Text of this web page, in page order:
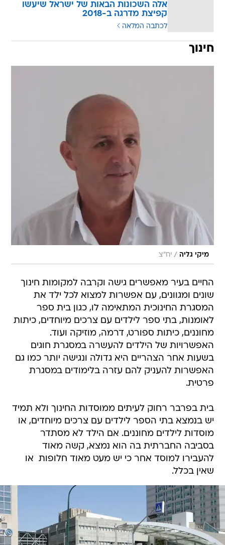
אלה השכונות הבאות של ישראל שיעשו
קפיצת מדרגה ב-2018
לכתבה המלאה
חינוך
מיקי גליה / יח"צ
החיים בעיר מאפשרים גישה וקרבה למקומות חינוך
שונים ומגוונים, עם אפשרות למצוא לכל ילד את
המסגרת החינוכית המתאימה לו, כגון בית ספר
לאומנות, בתי ספר לילדים עם צרכים מיוחדים, כיתות
מחוננים, כיתות ספורט, דרמה, מוזיקה ועוד.
האפשרויות של הילדים להעשרה במסגרת חוגים
בשעות אחר הצהריים היא גדולה ונגישה יותר כמו גם
האפשרות להעניק להם עזרה בלימודים במסגרת
פרטית.
בית בפרבר רחוק לעיתים ממוסדות החינוך ולא תמיד
יש בנמצא בתי הספר לילדים עם צרכים מיוחדים, או
מוסדות לילדים מחוננים. אם הילד לא מסתדר
בסביבה החברתית בה הוא נמצא, קשה מאוד
להעבירו למוסד אחר כי יש מעט מאוד חלופות  או
שאין בכלל.